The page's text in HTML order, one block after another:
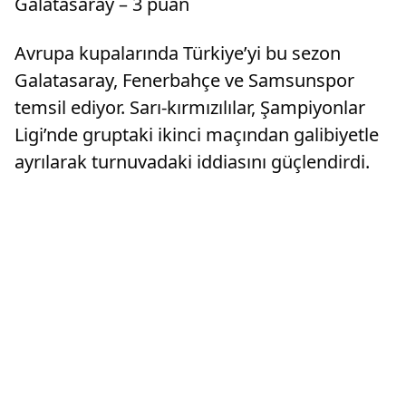
Avrupa kupalarında Türkiye’yi bu sezon
Galatasaray, Fenerbahçe ve Samsunspor
temsil ediyor. Sarı-kırmızılılar, Şampiyonlar
Ligi’nde gruptaki ikinci maçından galibiyetle
ayrılarak turnuvadaki iddiasını güçlendirdi.